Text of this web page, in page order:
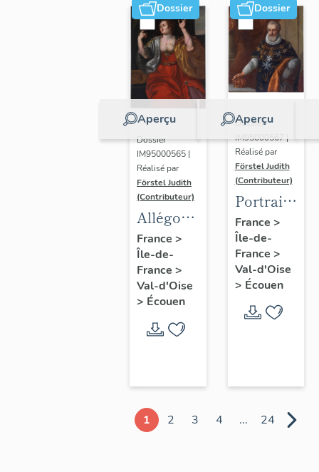
Dossier
Aperçu
Dossier
IM95000565 |
Réalisé par
Förstel Judith
(Contributeur)
Allégories
du
Toucher
et de la
Vue.
France >
Île-de-
France >
Val-d'Oise
> Écouen
Dossier
Aperçu
Dossier
IM95000567 |
Réalisé par
Förstel Judith
(Contributeur)
Portrait
du roi
Henri IV
France >
Île-de-
France >
Val-d'Oise
> Écouen
1 2 3 4 ... 24